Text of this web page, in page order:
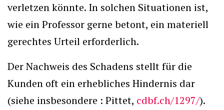
verletzen könnte. In solchen Situationen ist,
wie ein Professor gerne betont, ein materiell
gerechtes Urteil erforderlich.
Der Nachweis des Schadens stellt für die
Kunden oft ein erhebliches Hindernis dar
(siehe insbesondere : Pittet, cdbf.ch/1297/).